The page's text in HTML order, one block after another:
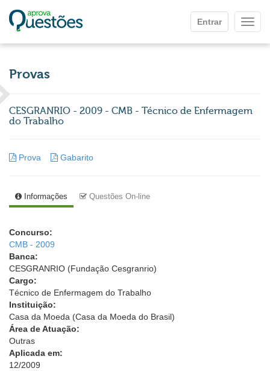
Entrar
Provas
CESGRANRIO - 2009 - CMB - Técnico de Enfermagem
do Trabalho
Prova Gabarito
Informações Questões On-line
Concurso:
CMB - 2009
Banca:
CESGRANRIO (Fundação Cesgranrio)
Cargo:
Técnico de Enfermagem do Trabalho
Instituição:
Casa da Moeda (Casa da Moeda do Brasil)
Área de Atuação:
Outras
Aplicada em:
12/2009